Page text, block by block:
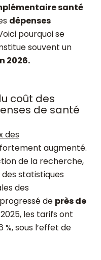
santé
dépenses
pourquoi se
souvent un
2026.
coût des
de santé
des
augmenté.
de la recherche,
statistiques
des
de près de
2025, les tarifs ont
sous l’effet de